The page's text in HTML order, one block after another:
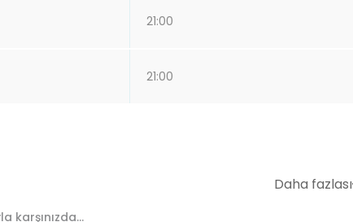
21:00
21:00
Daha fazlası
karşınızda...